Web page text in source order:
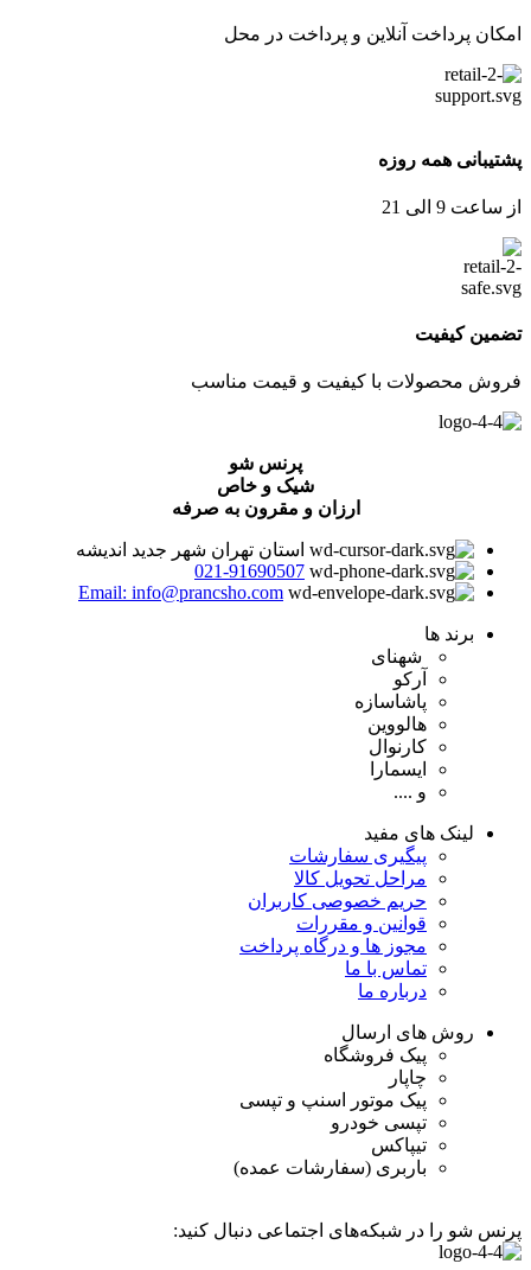
امکان پرداخت آنلاین و پرداخت در محل
پشتیبانی همه روزه
از ساعت 9 الی 21
تضمین کیفیت
فروش محصولات با کیفیت و قیمت مناسب
پرنس شو
شیک و خاص
ارزان و مقرون به صرفه
استان تهران شهر جدید اندیشه
021-91690507
Email: info@prancsho.com
برند ها
شهنای
آرکو
پاشاسازه
هالووین
کارنوال
ایسمارا
و ....
لینک های مفید
پیگیری سفارشات
مراحل تحویل کالا
حریم خصوصی کاربران
قوانین و مقررات
مجوز ها و درگاه پرداخت
تماس با ما
درباره ما
روش های ارسال
پیک فروشگاه
چاپار
پیک موتور اسنپ و تپسی
تپسی خودرو
تیپاکس
باربری (سفارشات عمده)
پرنس شو را در شبکه‌های اجتماعی دنبال کنید: